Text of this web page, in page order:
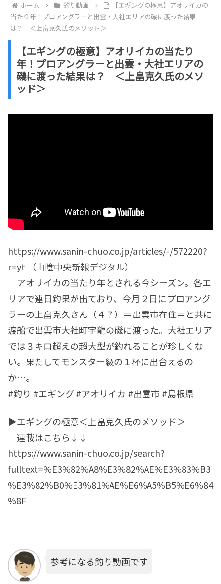
ホーム 釣り動画
【エギングの極意】アオリイカの
当たり年！プロアングラーと出雲・大社エリアの磯に渡った結果
は？ ＜上畠克久氏のメソッド＞
【エギングの極意】アオリイカの当たり
年！プロアングラーと出雲・大社エリアの
磯に渡った結果は？ ＜上畠克久氏のメソ
ッド＞
https://www.sanin-chuo.co.jp/articles/-/572220?
r=yt （山陰中央新報デジタル）
アオリイカの当たり年とされる今シーズン。各エ
リアで連日釣果が出ており、今月２日にプロアング
ラーの上畠克久さん（４７）＝出雲市在住＝と共に
渡船で出雲市大社町宇龍の磯に渡った。大社エリア
では３キロ超えの超大型が釣れることが珍しくな
い。果たしてモンスター級の１杯に出合えるの
か…。
#釣り #エギング #アオリイカ #出雲市 #島根県
▶エギングの極意＜上畠克久氏のメソッド＞
連載はこちら↓↓
https://www.sanin-chuo.co.jp/search?
fulltext=%E3%82%A8%E3%82%AE%E3%83%B3
%E3%82%B0%E3%81%AE%E6%A5%B5%E6%84
%8F
参考になる釣り動画です